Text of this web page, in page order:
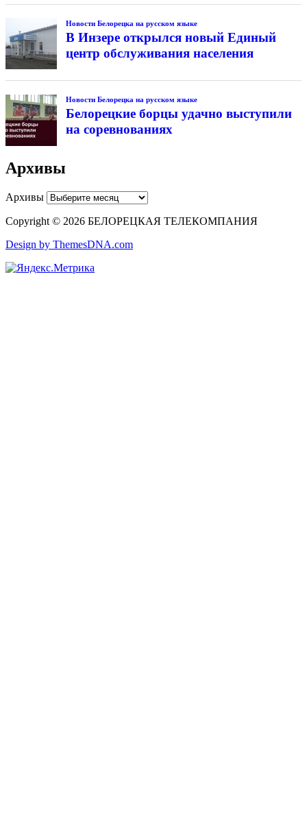
Новости Белорецка на русском языке
В Инзере открылся новый Единый
центр обслуживания населения
Новости Белорецка на русском языке
Белорецкие борцы удачно выступили
на соревнованиях
Архивы
Архивы
Copyright © 2026 БЕЛОРЕЦКАЯ ТЕЛЕКОМПАНИЯ
Design by ThemesDNA.com